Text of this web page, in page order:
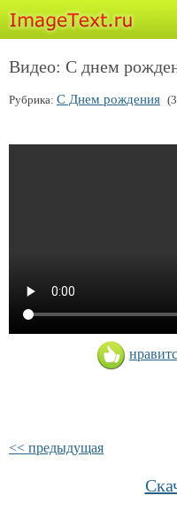
Видео: С днем
Рубрика: С Днем рождения
<< предыдущая